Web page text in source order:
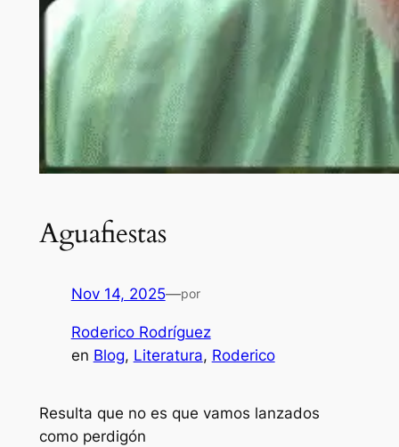
Aguafiestas
Nov 14, 2025—por
Roderico Rodríguez
en Blog, Literatura, Roderico
Resulta que no es que vamos lanzados
como perdigón